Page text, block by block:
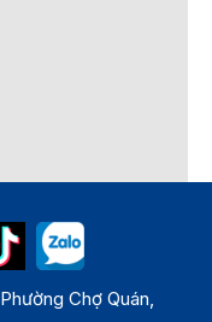
Chợ Quán,